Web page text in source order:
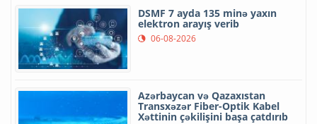
DSMF 7 ayda 135 minə yaxın
elektron arayış verib
06-08-2026
Azərbaycan və Qazaxıstan
Transxəzər Fiber-Optik Kabel
Xəttinin çəkilişini başa çatdırıb